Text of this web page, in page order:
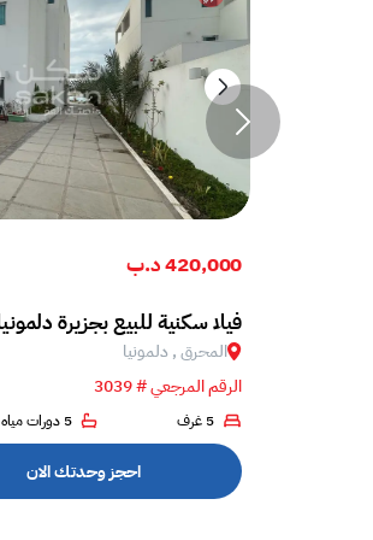
420,000 د.ب
فيلا سكنية للبيع بجزيرة
المحرق , دلمونيا
الرقم المرجعي # 3039
5 غرف 5 دورات مياه
احجز وحدتك الان